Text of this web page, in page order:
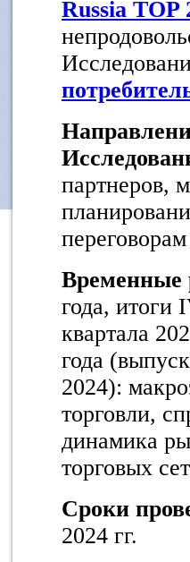
Russia TOP
партнеров,
Временные
года, итоги
квартала
года
2024):
торговли,
динамика
торговых
Сроки
2024 гг.